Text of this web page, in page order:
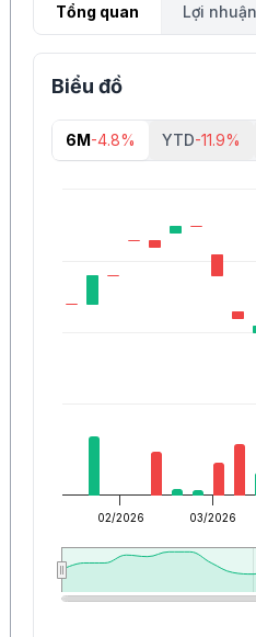
Tổng quan Lợi
Biểu đồ
6M-4.8% YTD-11.9%
02/2026 03/2026